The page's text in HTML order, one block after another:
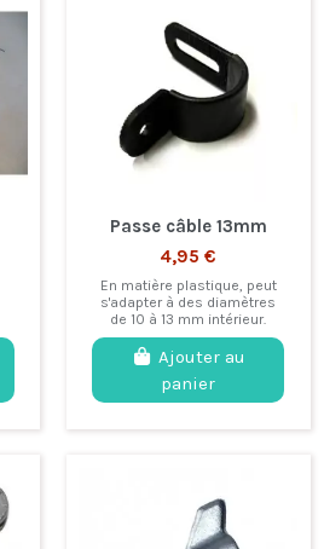
Passe câble 13mm
4,95 €
En matière plastique, peut
s'adapter à des diamètres
de 10 à 13 mm intérieur.
Ajouter au
panier